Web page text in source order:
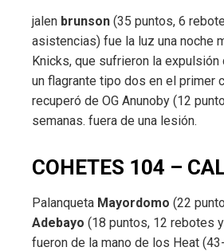
jalen brunson (35 puntos, 6
asistencias) fue la luz una noche
Knicks, que sufrieron la
un flagrante tipo dos en el primer
recuperó de OG Anunoby (12
semanas. fuera de una lesión.
COHETES 104 –
Palanqueta Mayordomo (22
Adebayo (18 puntos, 12 rebotes
fueron de la mano de los Heat